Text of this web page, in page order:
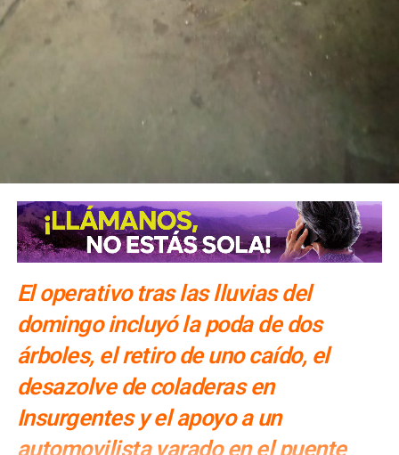
El operativo tras las lluvias del
domingo incluyó la poda de dos
árboles, el retiro de uno caído, el
desazolve de coladeras en
Insurgentes y el apoyo a un
automovilista varado en el puente